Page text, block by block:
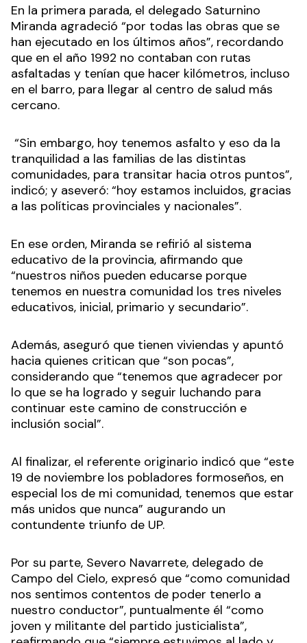
En la primera parada, el delegado Saturnino
Miranda agradeció “por todas las obras que se
han ejecutado en los últimos años”, recordando
que en el año 1992 no contaban con rutas
asfaltadas y tenían que hacer kilómetros, incluso
en el barro, para llegar al centro de salud más
cercano.
“Sin embargo, hoy tenemos asfalto y eso da la
tranquilidad a las familias de las distintas
comunidades, para transitar hacia otros puntos”,
indicó; y aseveró: “hoy estamos incluidos, gracias
a las políticas provinciales y nacionales”.
En ese orden, Miranda se refirió al sistema
educativo de la provincia, afirmando que
“nuestros niños pueden educarse porque
tenemos en nuestra comunidad los tres niveles
educativos, inicial, primario y secundario”.
Además, aseguró que tienen viviendas y apuntó
hacia quienes critican que “son pocas”,
considerando que “tenemos que agradecer por
lo que se ha logrado y seguir luchando para
continuar este camino de construcción e
inclusión social”.
Al finalizar, el referente originario indicó que “este
19 de noviembre los pobladores formoseños, en
especial los de mi comunidad, tenemos que estar
más unidos que nunca” augurando un
contundente triunfo de UP.
Por su parte, Severo Navarrete, delegado de
Campo del Cielo, expresó que “como comunidad
nos sentimos contentos de poder tenerlo a
nuestro conductor”, puntualmente él “como
joven y militante del partido justicialista”,